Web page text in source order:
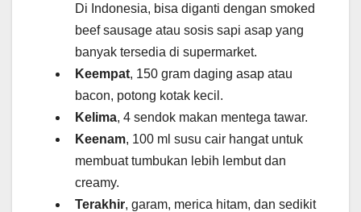
Di Indonesia, bisa diganti dengan smoked
beef sausage atau sosis sapi asap yang
banyak tersedia di supermarket.
Keempat, 150 gram daging asap atau
bacon, potong kotak kecil.
Kelima, 4 sendok makan mentega tawar.
Keenam, 100 ml susu cair hangat untuk
membuat tumbukan lebih lembut dan
creamy.
Terakhir, garam, merica hitam, dan sedikit